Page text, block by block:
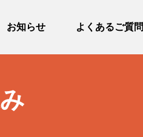
お知らせ よくあるご質問